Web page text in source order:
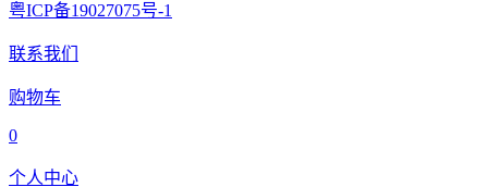
粤ICP备19027075号-1
联系我们
购物车
0
个人中心